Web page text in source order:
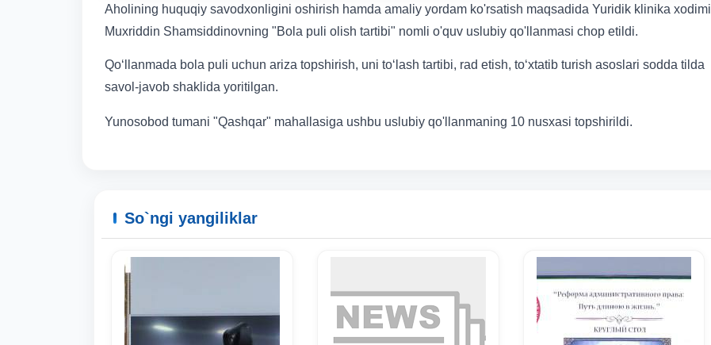
Aholining huquqiy savodxonligini oshirish hamda amaliy yordam ko'rsatish maqsadida Yuridik klinika xodimi
Muxriddin Shamsiddinovning "Bola puli olish tartibi" nomli o'quv uslubiy qo'llanmasi chop etildi.
Qo‘llanmada bola puli uchun ariza topshirish, uni to‘lash tartibi, rad etish, to‘xtatib turish asoslari sodda tilda
savol-javob shaklida yoritilgan.
Yunosobod tumani "Qashqar" mahallasiga ushbu uslubiy qo'llanmaning 10 nusxasi topshirildi.
So`ngi yangiliklar